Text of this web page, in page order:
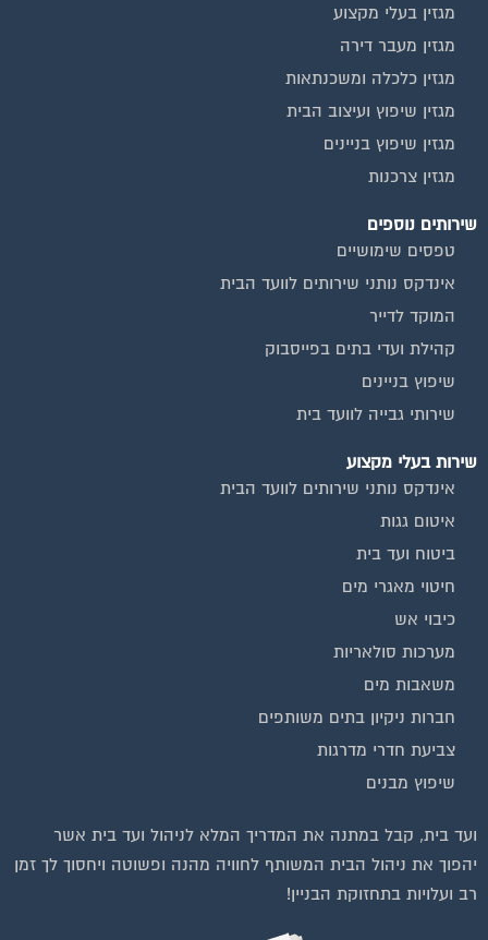
מגזין בעלי מקצוע
מגזין מעבר דירה
מגזין כלכלה ומשכנתאות
מגזין שיפוץ ועיצוב הבית
מגזין שיפוץ בניינים
מגזין צרכנות
שירותים נוספים
טפסים שימושיים
אינדקס נותני שירותים לוועד הבית
המוקד לדייר
קהילת ועדי בתים בפייסבוק
שיפוץ בניינים
שירותי גבייה לוועד בית
שירות בעלי מקצוע
אינדקס נותני שירותים לוועד הבית
איטום גגות
ביטוח ועד בית
חיטוי מאגרי מים
כיבוי אש
מערכות סולאריות
משאבות מים
חברות ניקיון בתים משותפים
צביעת חדרי מדרגות
שיפוץ מבנים
ועד בית, קבל במתנה את המדריך המלא לניהול ועד בית אשר
יהפוך את ניהול הבית המשותף לחוויה מהנה ופשוטה ויחסוך לך זמן
רב ועלויות בתחזוקת הבניין!